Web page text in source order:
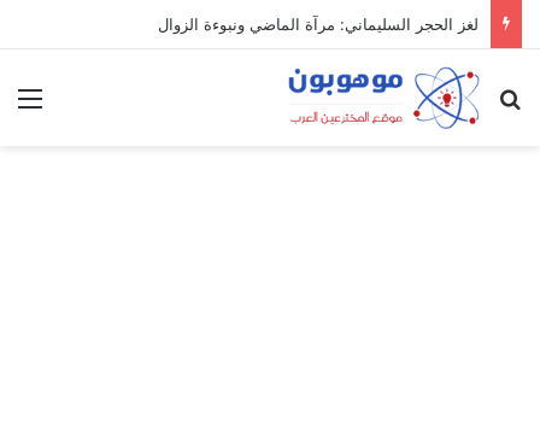
لغز الحجر السليماني: مرآة الماضي ونبوءة الزوال
بحث عن